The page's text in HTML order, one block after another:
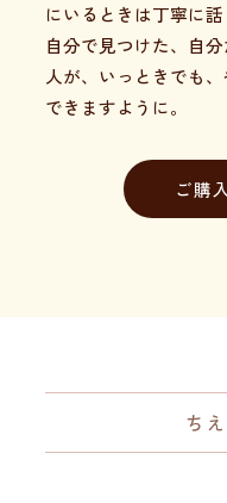
にいるときは丁寧に
自分で見つけた、自
人が、いっときでも
できますように。
ご購
ち